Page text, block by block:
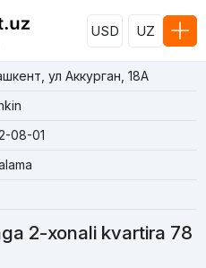
USD UZ
ул Аккурган, 18A
08-01
2-xonali kvartira 78